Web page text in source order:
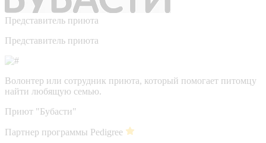
Представитель приюта
Представитель приюта
Волонтер или сотрудник приюта, который помогает питомцу
найти любящую семью.
Приют "Бубасти"
Партнер программы Pedigree